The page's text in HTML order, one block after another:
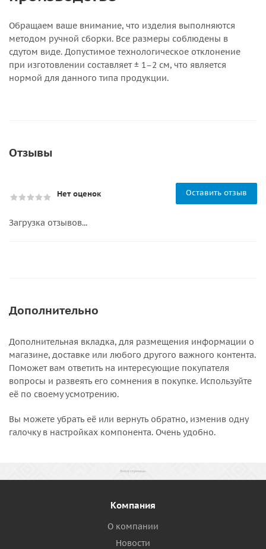
Обращаем ваше внимание, что изделия выполняются
методом ручной сборки. Все размеры соблюдены в
сдутом виде. Допустимое технологическое отклонение
при изготовлении составляет ± 1–2 см, что является
нормой для данного типа продукции.
Отзывы
Нет оценок Оставить отзыв
Загрузка отзывов...
Дополнительно
Дополнительная вкладка, для размещения информации о
магазине, доставке или любого другого важного контента.
Поможет вам ответить на интересующие покупателя
вопросы и развеять его сомнения в покупке. Используйте
её по своему усмотрению.
Вы можете убрать её или вернуть обратно, изменив одну
галочку в настройках компонента. Очень удобно.
Компания
О компании
Новости